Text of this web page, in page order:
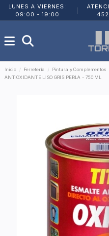
LUNES A VIERNES:
09:00 - 19:00
Inicio Ferretería Pintura y Complementos
ANTIOXIDANTE LISO GRIS PERLA - 750 ML